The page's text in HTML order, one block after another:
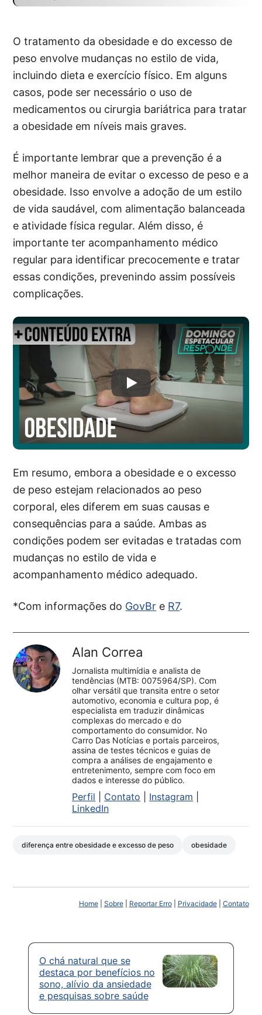
O tratamento da obesidade e do excesso de
peso envolve mudanças no estilo de vida,
incluindo dieta e exercício físico. Em alguns
casos, pode ser necessário o uso de
medicamentos ou cirurgia bariátrica para tratar
a obesidade em níveis mais graves.
É importante lembrar que a prevenção é a
melhor maneira de evitar o excesso de peso e a
obesidade. Isso envolve a adoção de um estilo
de vida saudável, com alimentação balanceada
e atividade física regular. Além disso, é
importante ter acompanhamento médico
regular para identificar precocemente e tratar
essas condições, prevenindo assim possíveis
complicações.
Em resumo, embora a obesidade e o excesso
de peso estejam relacionados ao peso
corporal, eles diferem em suas causas e
consequências para a saúde. Ambas as
condições podem ser evitadas e tratadas com
mudanças no estilo de vida e
acompanhamento médico adequado.
*Com informações do GovBr e R7.
Alan Correa
Jornalista multimídia e analista de
tendências (MTB: 0075964/SP). Com
olhar versátil que transita entre o setor
automotivo, economia e cultura pop, é
especialista em traduzir dinâmicas
complexas do mercado e do
comportamento do consumidor. No
Carro Das Notícias e portais parceiros,
assina de testes técnicos e guias de
compra a análises de engajamento e
entretenimento, sempre com foco em
dados e interesse do público.
Perfil Contato Instagram
LinkedIn
diferença entre obesidade e excesso de peso obesidade
Home| Sobre| Reportar Erro| Privacidade| Contato
O chá natural que se
destaca por benefícios no
sono, alívio da ansiedade
e pesquisas sobre saúde